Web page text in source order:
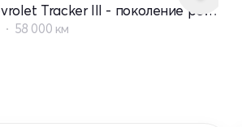
Chevrolet Tracker III - поколение рестайлинг
58 000 км